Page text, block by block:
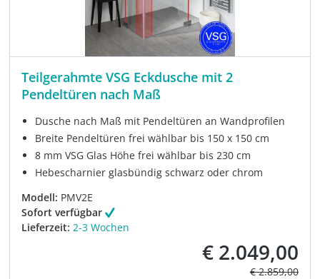
Teilgerahmte VSG Eckdusche mit 2
Pendeltüren nach Maß
Dusche nach Maß mit Pendeltüren an Wandprofilen
Breite Pendeltüren frei wählbar bis 150 x 150 cm
8 mm VSG Glas Höhe frei wählbar bis 230 cm
Hebescharnier glasbündig schwarz oder chrom
Modell: PMV2E
Sofort verfügbar
Lieferzeit: 2-3 Wochen
Verkaufspreis:
€ 2.049,00
Regulärer
€ 2.859,00